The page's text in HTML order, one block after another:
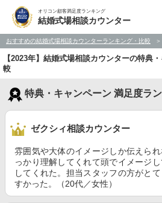
オリコン顧客満足度ランキング
結婚式場相談カウンター
おすすめの結婚式場相談カウンターランキング・比較
【2023年】結婚式場相談カウンターの特典
較
特典・キャンペーン 満足度ラ
ゼクシィ相談カウンター
雰囲気や大体のイメージしか伝えら
っかり理解してくれて頭でイメージ
してくれた。担当スタッフの方がと
すかった。（20代／女性）